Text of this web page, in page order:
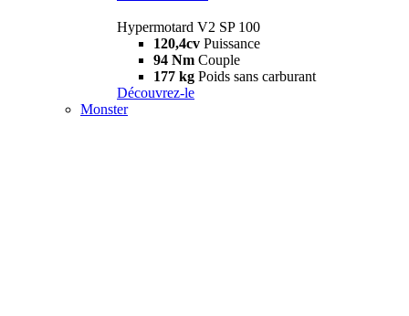
Hypermotard V2 SP 100
120,4cv Puissance
94 Nm Couple
177 kg Poids sans carburant
Découvrez-le
Monster